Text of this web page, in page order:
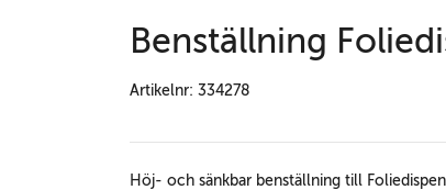
Benställning
Artikelnr: 334278
Höj- och sänkbar benställning till